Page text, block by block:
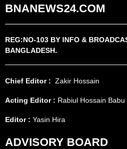
BNANEWS24.COM
REG:NO-103 BY INFO &
BANGLADESH.
Chief Editor : Zakir Hossain
Acting Editor : Rabiul Hossain Babu
Editor : Yasin Hira
ADVISORY BOARD